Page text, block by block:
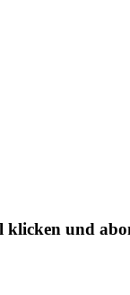
klicken und